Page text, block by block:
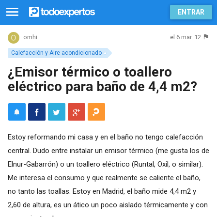
ENTRAR
Calefacción y Aire acondicionado
omhi el 6 mar. 12
¿Emisor térmico o toallero
eléctrico para baño de 4,4 m2?
Estoy reformando mi casa y en el baño no tengo calefacción
central. Dudo entre instalar un emisor térmico (me gusta los de
Elnur-Gabarrón) o un toallero eléctrico (Runtal, Oxil, o similar).
Me interesa el consumo y que realmente se caliente el baño,
no tanto las toallas. Estoy en Madrid, el baño mide 4,4 m2 y
2,60 de altura, es un ático un poco aislado térmicamente y con